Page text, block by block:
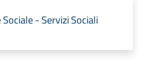
- Servizi Sociali